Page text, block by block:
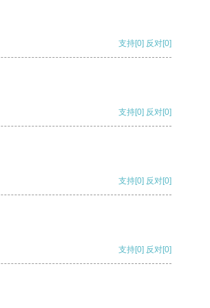
支持[0] 反对[0]
支持[0] 反对[0]
支持[0] 反对[0]
支持[0] 反对[0]